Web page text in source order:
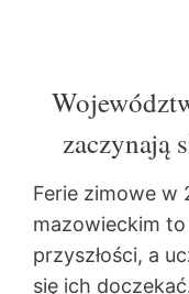
zaczynają
Ferie zimowe
mazowieckim to
przyszłości, a
się ich